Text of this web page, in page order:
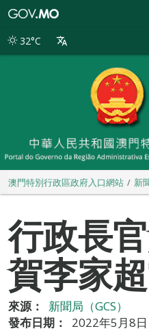
別
32°C
澳門特別行政區政府入口網站 新
行政長
賀李家
來源：
新聞局（GCS）
發布日期：
2022年5月8